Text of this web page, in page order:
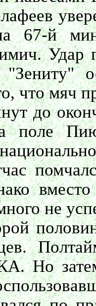
67-й
Удар
что мяч
до
поле
не
Но